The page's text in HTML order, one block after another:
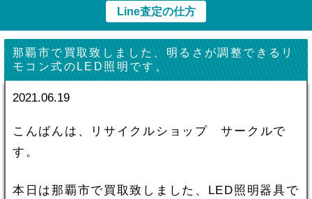
Line査定の仕方
那覇市で買取致しました、明るさが調整できるリ
モコン式のLED照明です。
2021.06.19
こんばんは、リサイクルショップ サークルで
す。
本日は那覇市で買取致しました、LED照明器具で